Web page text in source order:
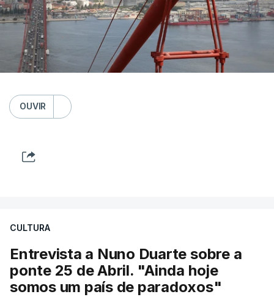
OUVIR
CULTURA
Entrevista a Nuno Duarte sobre a
ponte 25 de Abril. "Ainda hoje
somos um país de paradoxos"